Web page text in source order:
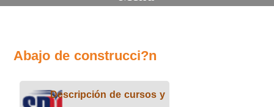
Abajo de construcci?n
Descripción de cursos y